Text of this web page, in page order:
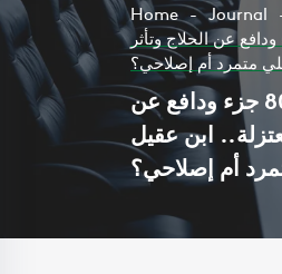
Home
Journal
من 800 جزء ودافع عن الحلاج وتأثر
متمرد أم إصلاحي؟
ألّف موسوعة من 800 جزء ودافع عن
ابن عقيل
أم إصلاحي؟